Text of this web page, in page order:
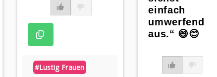
#lustig Frauen
einfach
umwerfend
aus.“ 😄😊